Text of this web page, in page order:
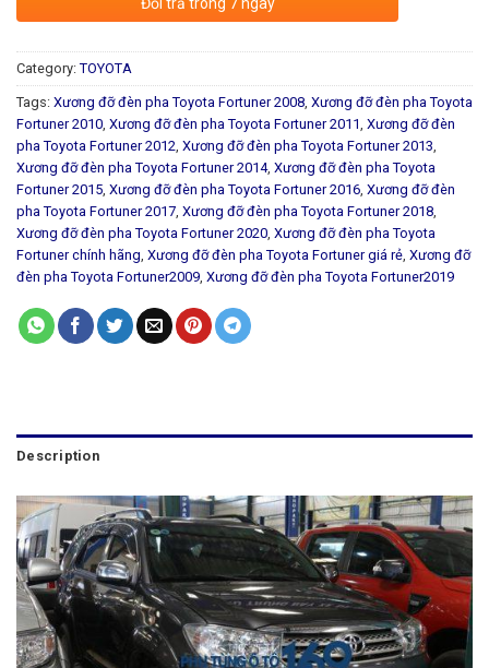
Category: TOYOTA
Tags: Xương đỡ đèn pha Toyota Fortuner 2008, Xương đỡ đèn pha Toyota
Fortuner 2010, Xương đỡ đèn pha Toyota Fortuner 2011, Xương đỡ đèn
pha Toyota Fortuner 2012, Xương đỡ đèn pha Toyota Fortuner 2013,
Xương đỡ đèn pha Toyota Fortuner 2014, Xương đỡ đèn pha Toyota
Fortuner 2015, Xương đỡ đèn pha Toyota Fortuner 2016, Xương đỡ đèn
pha Toyota Fortuner 2017, Xương đỡ đèn pha Toyota Fortuner 2018,
Xương đỡ đèn pha Toyota Fortuner 2020, Xương đỡ đèn pha Toyota
Fortuner chính hãng, Xương đỡ đèn pha Toyota Fortuner giá rẻ, Xương đỡ
đèn pha Toyota Fortuner2009, Xương đỡ đèn pha Toyota Fortuner2019
Description